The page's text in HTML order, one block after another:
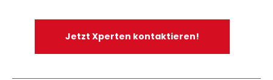
Jetzt Xperten kontaktieren!